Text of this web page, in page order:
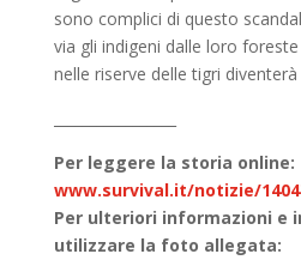
sono complici di questo
via gli indigeni dalle loro
nelle riserve delle tigri
Per leggere la storia online:
www.survival.it/notizie/
Per ulteriori informazioni e
utilizzare la foto allegata: